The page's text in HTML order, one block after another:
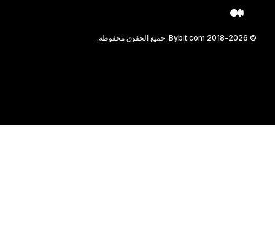
© 2018-2026 Bybit.com. جميع الحقوق محفوظة.